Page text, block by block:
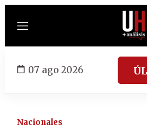
Menú
07 ago 2026
Nacionales